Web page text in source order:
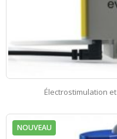
Électrostimulation
NOUVEAU